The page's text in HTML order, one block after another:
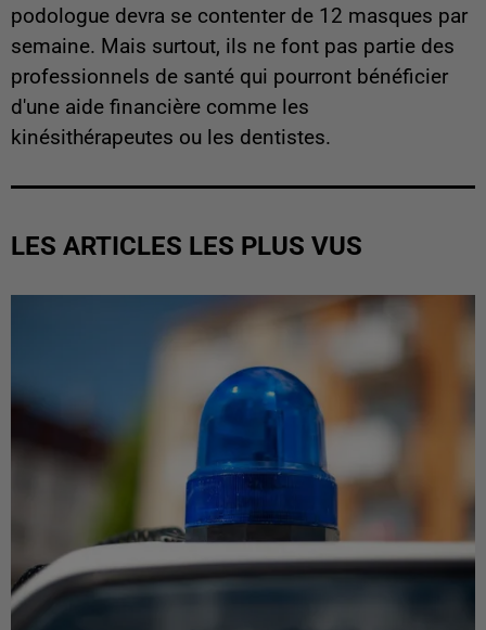
podologue devra se contenter de 12 masques par
semaine. Mais surtout, ils ne font pas partie des
professionnels de santé qui pourront bénéficier
d'une aide financière comme les
kinésithérapeutes ou les dentistes.
LES ARTICLES LES PLUS VUS